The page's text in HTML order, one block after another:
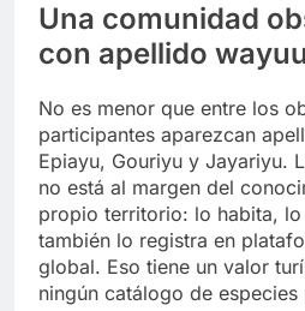
Una comunidad
con apellido wayuu
No es menor que entre los
participantes aparezcan
Epiayu, Gouriyu y Jayariyu.
no está al margen del
propio territorio: lo habita,
también lo registra en
global. Eso tiene un valor
ningún catálogo de especies